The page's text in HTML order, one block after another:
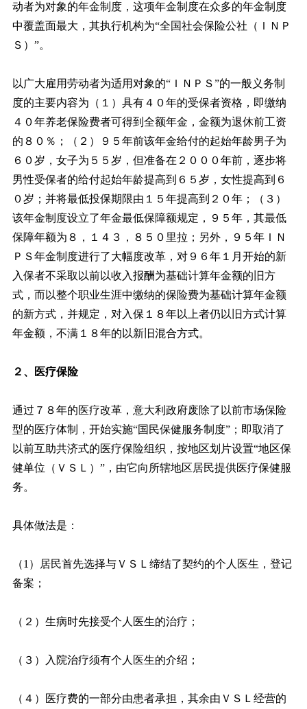
动者为对象的年金制度，这项年金制度在众多的年金制度
中覆盖面最大，其执行机构为“全国社会保险公社（ＩＮＰ
Ｓ）”。
以广大雇用劳动者为适用对象的“ＩＮＰＳ”的一般义务制
度的主要内容为（１）具有４０年的受保者资格，即缴纳
４０年养老保险费者可得到全额年金，金额为退休前工资
的８０％；（２）９５年前该年金给付的起始年龄男子为
６０岁，女子为５５岁，但准备在２０００年前，逐步将
男性受保者的给付起始年龄提高到６５岁，女性提高到６
０岁；并将最低投保期限由１５年提高到２０年；（３）
该年金制度设立了年金最低保障额规定，９５年，其最低
保障年额为８，１４３，８５０里拉；另外，９５年ＩＮ
ＰＳ年金制度进行了大幅度改革，对９６年１月开始的新
入保者不采取以前以收入报酬为基础计算年金额的旧方
式，而以整个职业生涯中缴纳的保险费为基础计算年金额
的新方式，并规定，对入保１８年以上者仍以旧方式计算
年金额，不满１８年的以新旧混合方式。
２、医疗保险
通过７８年的医疗改革，意大利政府废除了以前市场保险
型的医疗体制，开始实施“国民保健服务制度”；即取消了
以前互助共济式的医疗保险组织，按地区划片设置“地区保
健单位（ＶＳＬ）”，由它向所辖地区居民提供医疗保健服
务。
具体做法是：
（1）居民首先选择与ＶＳＬ缔结了契约的个人医生，登记
备案；
（２）生病时先接受个人医生的治疗；
（３）入院治疗须有个人医生的介绍；
（４）医疗费的一部分由患者承担，其余由ＶＳＬ经营的